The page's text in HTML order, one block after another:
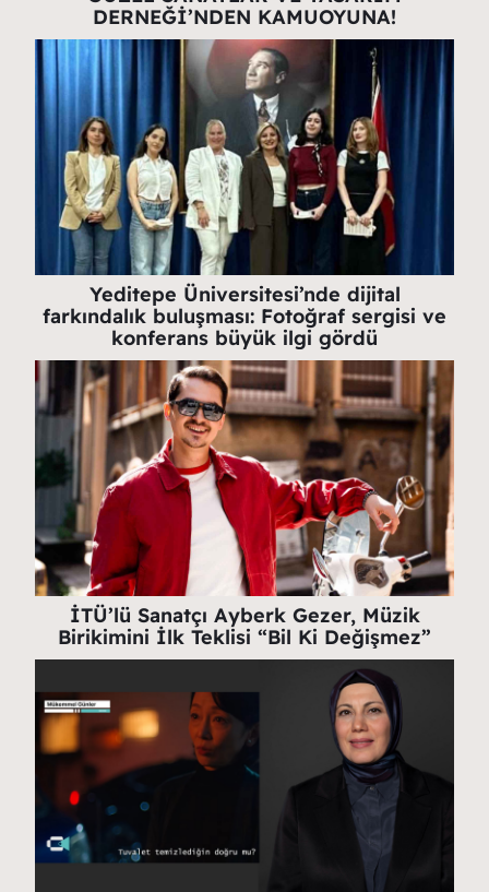
DERNEĞİ’NDEN KAMUOYUNA!
Yeditepe Üniversitesi’nde dijital
farkındalık buluşması: Fotoğraf sergisi ve
konferans büyük ilgi gördü
İTÜ’lü Sanatçı Ayberk Gezer, Müzik
Birikimini İlk Teklisi “Bil Ki Değişmez”